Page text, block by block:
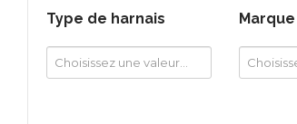
Type de harnais Marque